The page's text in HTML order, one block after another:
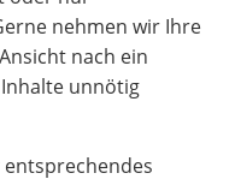
nehmen wir Ihre
nach ein
unnötig
entsprechendes